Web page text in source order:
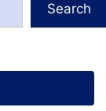
Search